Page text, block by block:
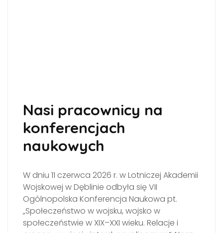
Nasi pracownicy na
konferencjach
naukowych
W dniu 11 czerwca 2026 r. w Lotniczej Akademii
Wojskowej w Dęblinie odbyła się VII
Ogólnopolska Konferencja Naukowa pt.
„Społeczeństwo w wojsku, wojsko w
społeczeństwie w XIX–XXI wieku. Relacje i